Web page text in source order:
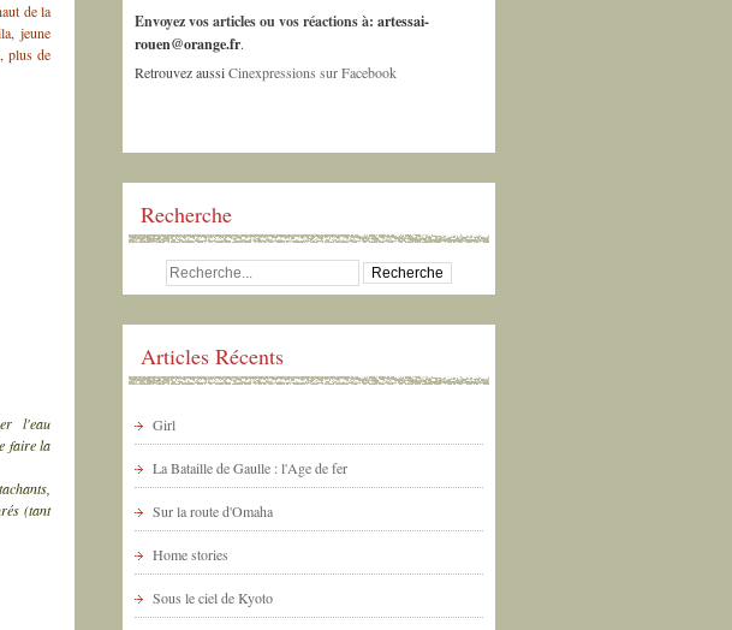
de la
jeune
plus de
l'eau
faire la
(tant
Envoyez vos articles ou vos réactions à: artessai-
rouen@orange.fr.
Retrouvez aussiCinexpressions sur Facebook
Recherche
Articles Récents
Girl
La Bataille de Gaulle : l'Age de fer
Sur la route d'Omaha
Home stories
Sous le ciel de Kyoto